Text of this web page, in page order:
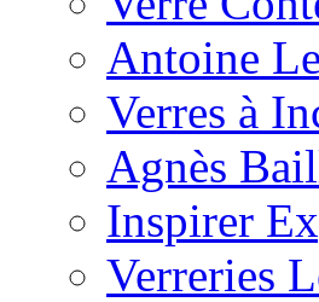
Antoine
Verres à
Agnès
Inspirer
Verreries